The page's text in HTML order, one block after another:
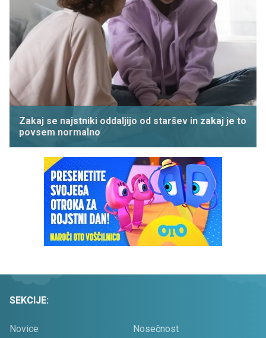
Zakaj se najstniki oddaljijo od staršev in zakaj je to
povsem normalno
SEKCIJE:
Novice Nosečnost